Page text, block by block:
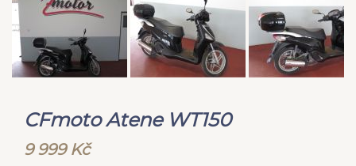
CFmoto Atene WT150
9 999 Kč